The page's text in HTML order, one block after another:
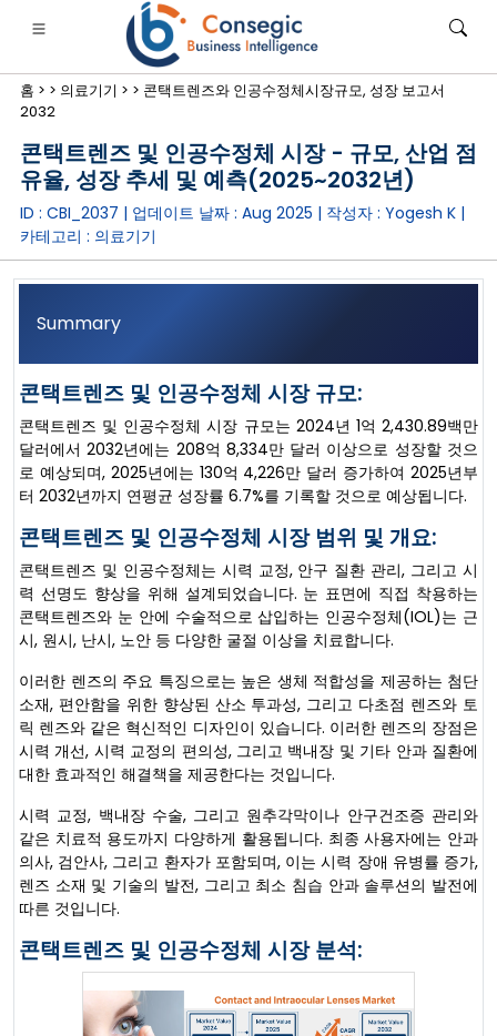
·금융·보험• 소비재 • 에너지 및 전력• 식품 및 음료
• 사례 연구
홈 > > 의료기기 > > 콘택트렌즈와 인공수정체시장규모, 성장 보고서
2032
콘택트렌즈 및 인공수정체 시장 - 규모, 산업 점
유율, 성장 추세 및 예측(2025~2032년)
ID : CBI_2037 | 업데이트 날짜 : Aug 2025 | 작성자 : Yogesh K|
카테고리 : 의료기기
Summary
콘택트렌즈 및 인공수정체 시장 규모:
콘택트렌즈 및 인공수정체 시장 규모는 2024년 1억 2,430.89백만
달러에서 2032년에는 208억 8,334만 달러 이상으로 성장할 것으
로 예상되며, 2025년에는 130억 4,226만 달러 증가하여 2025년부
터 2032년까지 연평균 성장률 6.7%를 기록할 것으로 예상됩니다.
콘택트렌즈 및 인공수정체 시장 범위 및 개요:
콘택트렌즈 및 인공수정체는 시력 교정, 안구 질환 관리, 그리고 시
력 선명도 향상을 위해 설계되었습니다. 눈 표면에 직접 착용하는
콘택트렌즈와 눈 안에 수술적으로 삽입하는 인공수정체(IOL)는 근
시, 원시, 난시, 노안 등 다양한 굴절 이상을 치료합니다.
이러한 렌즈의 주요 특징으로는 높은 생체 적합성을 제공하는 첨단
소재, 편안함을 위한 향상된 산소 투과성, 그리고 다초점 렌즈와 토
릭 렌즈와 같은 혁신적인 디자인이 있습니다. 이러한 렌즈의 장점은
시력 개선, 시력 교정의 편의성, 그리고 백내장 및 기타 안과 질환에
대한 효과적인 해결책을 제공한다는 것입니다.
시력 교정, 백내장 수술, 그리고 원추각막이나 안구건조증 관리와
같은 치료적 용도까지 다양하게 활용됩니다. 최종 사용자에는 안과
의사, 검안사, 그리고 환자가 포함되며, 이는 시력 장애 유병률 증가,
렌즈 소재 및 기술의 발전, 그리고 최소 침습 안과 솔루션의 발전에
따른 것입니다.
콘택트렌즈 및 인공수정체 시장 분석: